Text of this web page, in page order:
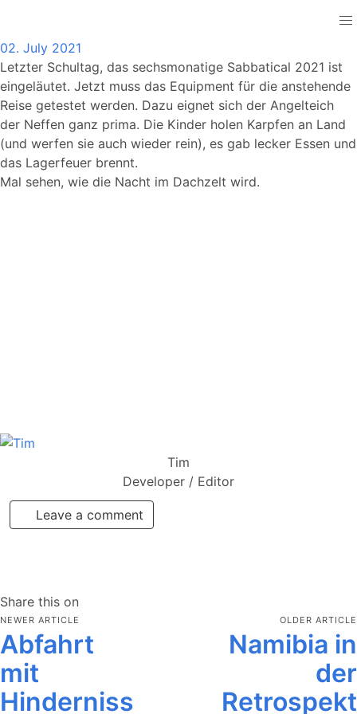
02. July 2021
Letzter Schultag, das sechsmonatige Sabbatical 2021 ist
eingeläutet. Jetzt muss das Equipment für die anstehende
Reise getestet werden. Dazu eignet sich der Angelteich
der Neffen ganz prima. Die Kinder holen Karpfen an Land
(und werfen sie auch wieder rein), es gab lecker Essen und
das Lagerfeuer brennt.
Mal sehen, wie die Nacht im Dachzelt wird.
Tim
Developer / Editor
Leave a comment
Share this on
NEWER ARTICLE
Abfahrt
mit
Hinderniss
OLDER ARTICLE
Namibia in
der
Retrospekt